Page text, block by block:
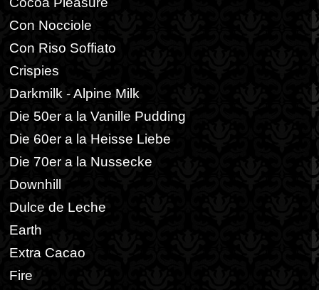
Con Nocciole
Con Riso Soffiato
Crispies
Darkmilk - Alpine Milk
Die 50er a la Vanille Pudding
Die 60er a la Heisse Liebe
Die 70er a la Nussecke
Downhill
Dulce de Leche
Earth
Extra Cacao
Fire